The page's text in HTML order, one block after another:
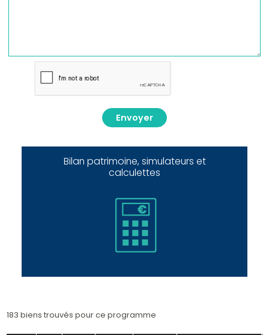
Envoyer
Bilan patrimoine, simulateurs et
calculettes
183 biens trouvés pour ce programme